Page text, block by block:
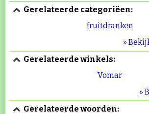
Gerelateerde categoriëen:
fruitdranken
»
Gerelateerde winkels:
Vomar
»
Gerelateerde woorden: